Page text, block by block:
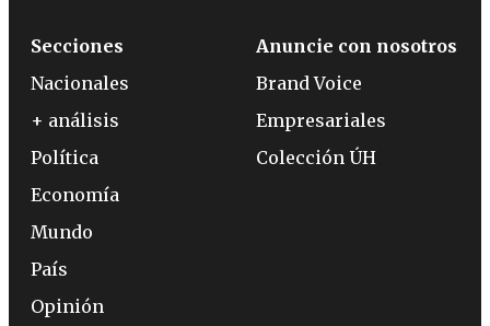
Secciones
Nacionales
+ análisis
Política
Economía
Mundo
País
Opinión
Anuncie con nosotros
Brand Voice
Empresariales
Colección ÚH